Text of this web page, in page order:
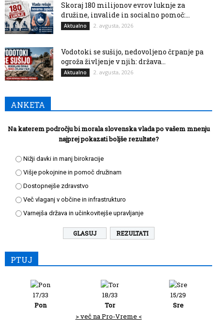
Skoraj 180 milijonov evrov luknje za
družine, invalide in socialno pomoč:...
Aktualno 2. avgusta, 2026
Vodotoki se sušijo, nedovoljeno črpanje pa
ogroža življenje v njih: država...
Aktualno 2. avgusta, 2026
ANKETA
Na katerem področju bi morala slovenska vlada po vašem mnenju
najprej pokazati boljše rezultate?
Nižji davki in manj birokracije
Višje pokojnine in pomoč družinam
Dostopnejše zdravstvo
Več vlaganj v občine in infrastrukturo
Varnejša država in učinkovitejše upravljanje
REZULTATI
PTUJ
17/33
Pon
18/33
Tor
15/29
Sre
> več na Pro-Vreme <